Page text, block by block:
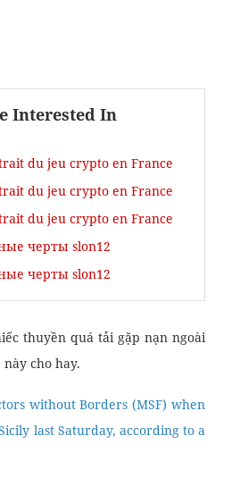
Interested In
du jeu crypto en France
du jeu crypto en France
du jeu crypto en France
черты slon12
черты slon12
thuyền quá tải gặp nạn ngoài
cho hay.
without Borders (MSF) when
last Saturday, according to a